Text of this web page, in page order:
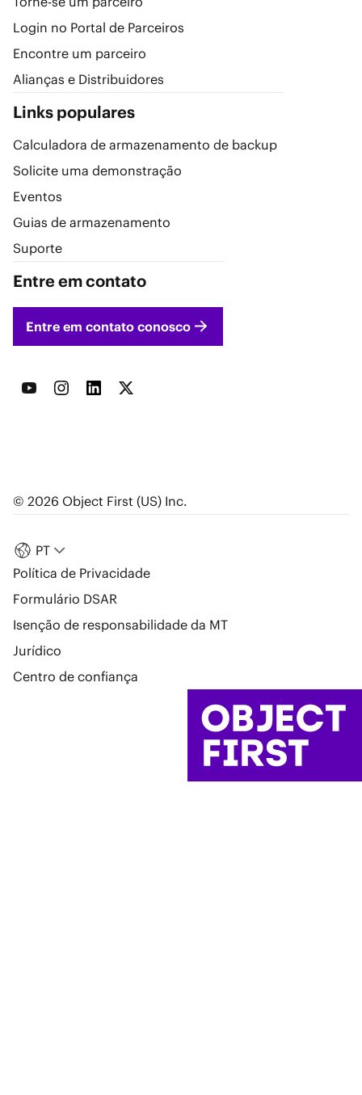
Login no Portal de Parceiros
Encontre um parceiro
Alianças e Distribuidores
Links populares
Calculadora de armazenamento de backup
Solicite uma demonstração
Eventos
Guias de armazenamento
Suporte
Entre em contato
Entre em contato conosco
PT
Política de Privacidade
Formulário DSAR
Isenção de responsabilidade da MT
Jurídico
Centro de confiança
© 2026 Object First (US) Inc.